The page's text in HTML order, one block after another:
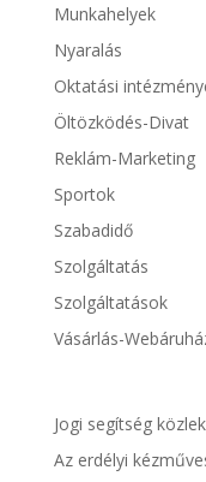
Munkahelyek
Nyaralás
Oktatási
Öltözködés-Divat
Reklám-Marketing
Sportok
Szabadidő
Szolgáltatás
Szolgáltatások
Vásárlás-
Jogi segítség
Az erdélyi